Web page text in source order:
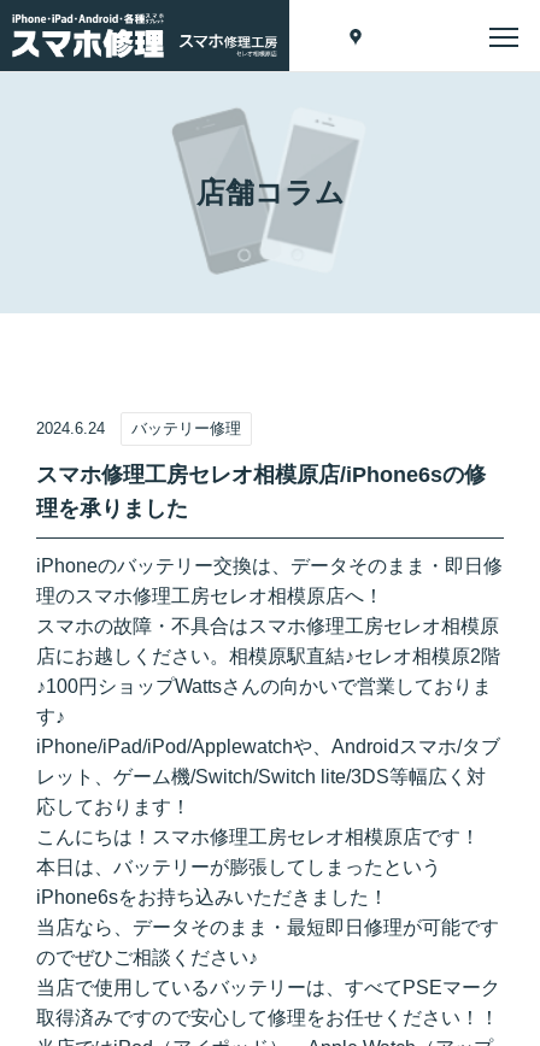
店舗コラム
2024.6.24 バッテリー修理
スマホ修理工房セレオ相模原店/iPhone6sの修
理を承りました
iPhoneのバッテリー交換は、データそのまま・即日修
理のスマホ修理工房セレオ相模原店へ！
スマホの故障・不具合はスマホ修理工房セレオ相模原
店にお越しください。相模原駅直結♪セレオ相模原2階
♪100円ショップWattsさんの向かいで営業しておりま
す♪
iPhone/iPad/iPod/Applewatchや、Androidスマホ/タブ
レット、ゲーム機/Switch/Switch lite/3DS等幅広く対
応しております！
こんにちは！スマホ修理工房セレオ相模原店です！
本日は、バッテリーが膨張してしまったという
iPhone6sをお持ち込みいただきました！
当店なら、データそのまま・最短即日修理が可能です
のでぜひご相談ください♪
当店で使用しているバッテリーは、すべてPSEマーク
取得済みですので安心して修理をお任せください！！